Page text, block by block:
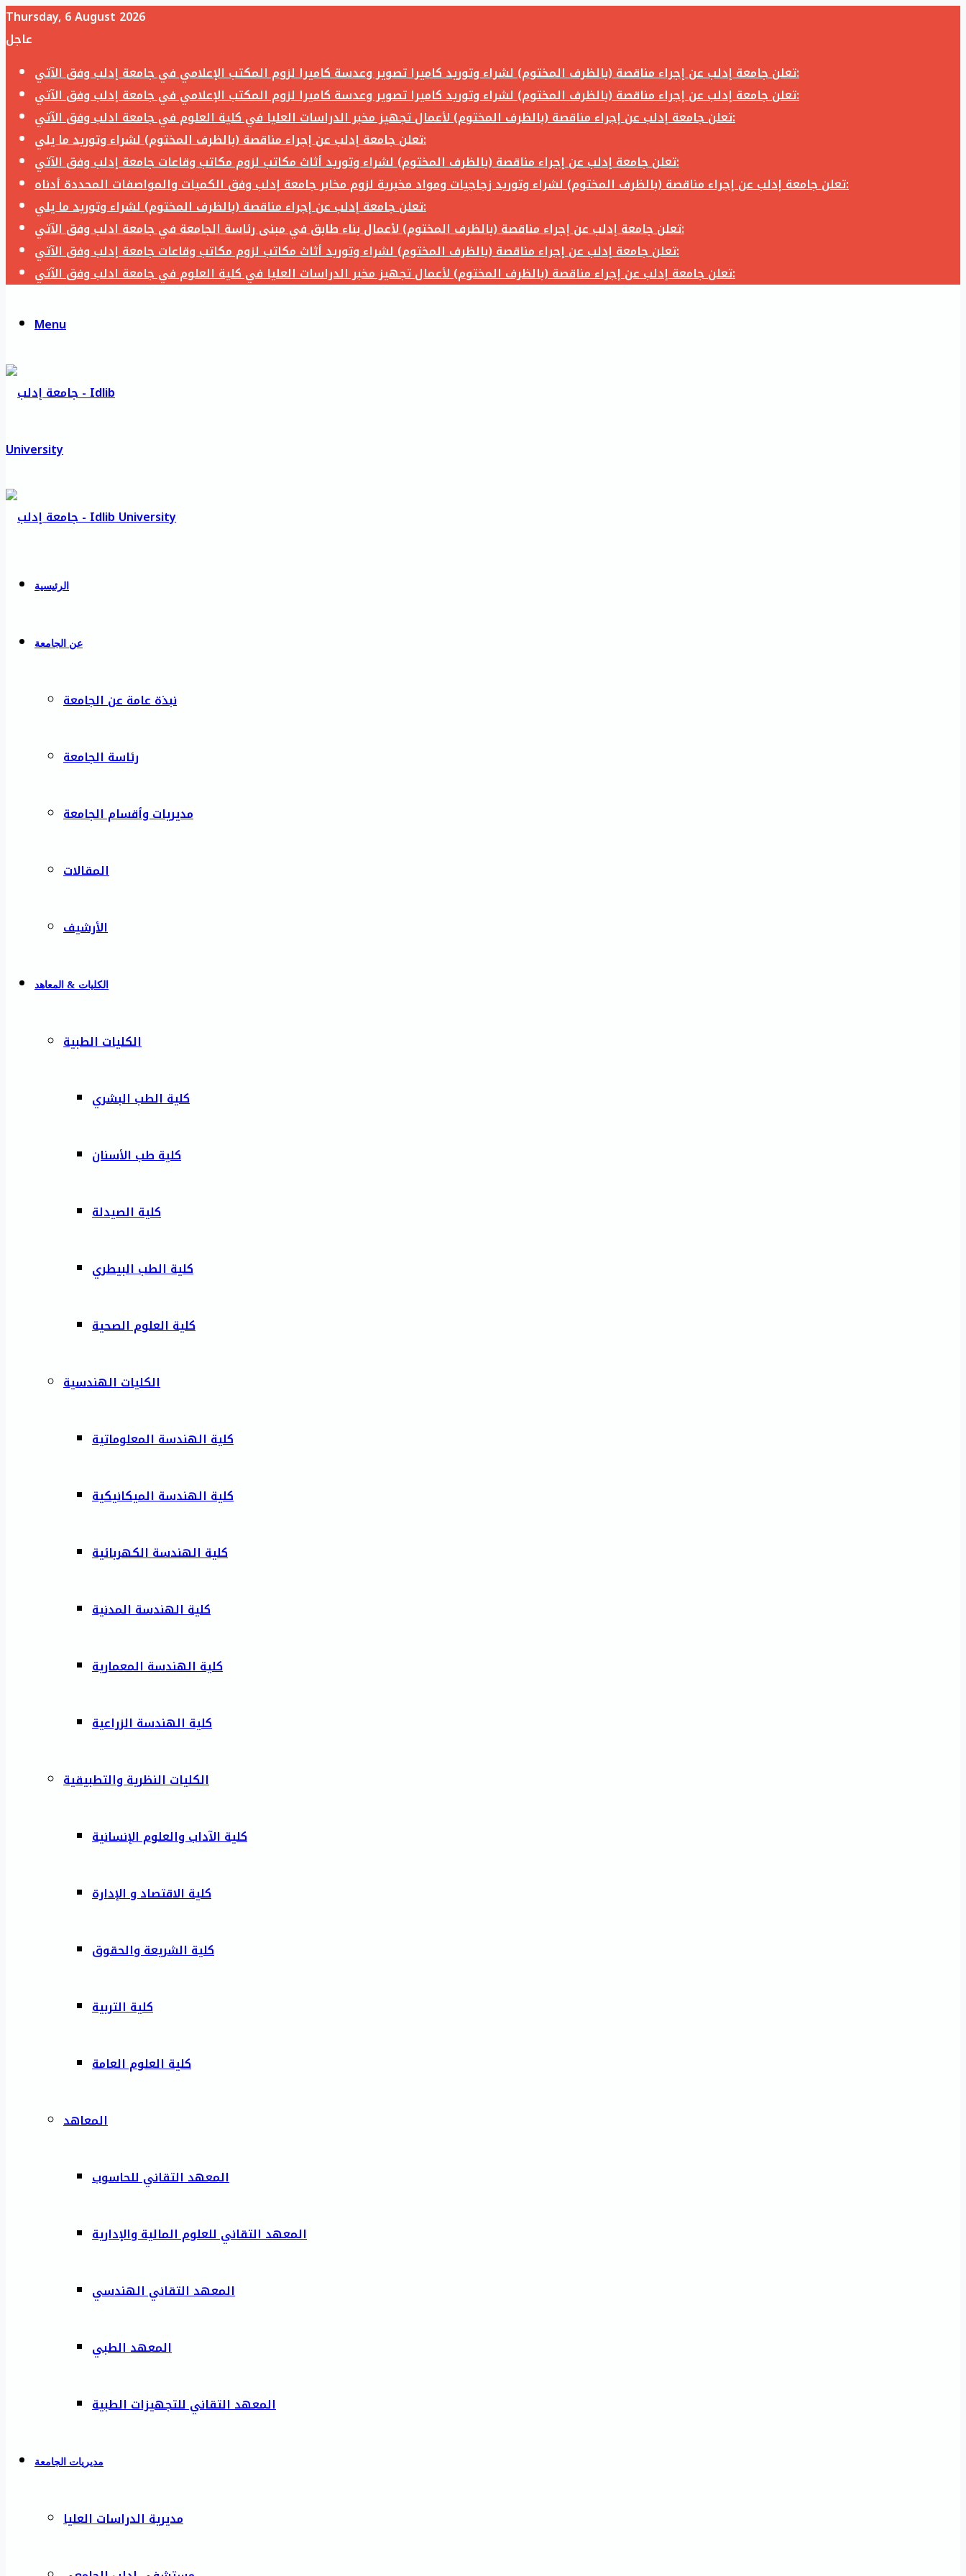
Thursday, 6 August 2026
عاجل
تعلن جامعة إدلب عن إجراء مناقصة (بالظرف المختوم) لشراء وتوريد كاميرا تصوير وعدسة كاميرا لزوم المكتب الإعلامي في جامعة إدلب وفق الآتي:
تعلن جامعة إدلب عن إجراء مناقصة (بالظرف المختوم) لشراء وتوريد كاميرا تصوير وعدسة كاميرا لزوم المكتب الإعلامي في جامعة إدلب وفق الآتي:
تعلن جامعة إدلب عن إجراء مناقصة (بالظرف المختوم) لأعمال تجهيز مخبر الدراسات العليا في كلية العلوم في جامعة ادلب وفق الآتي:
تعلن جامعة إدلب عن إجراء مناقصة (بالظرف المختوم) لشراء وتوريد ما يلي:
تعلن جامعة إدلب عن إجراء مناقصة (بالظرف المختوم) لشراء وتوريد أثاث مكاتب لزوم مكاتب وقاعات جامعة إدلب وفق الآتي:
تعلن جامعة إدلب عن إجراء مناقصة (بالظرف المختوم) لشراء وتوريد زجاجيات ومواد مخبرية لزوم مخابر جامعة إدلب وفق الكميات والمواصفات المحددة أدناه:
تعلن جامعة إدلب عن إجراء مناقصة (بالظرف المختوم) لشراء وتوريد ما يلي:
تعلن جامعة إدلب عن إجراء مناقصة (بالظرف المختوم) لأعمال بناء طابق في مبنى رئاسة الجامعة في جامعة ادلب وفق الآتي:
تعلن جامعة إدلب عن إجراء مناقصة (بالظرف المختوم) لشراء وتوريد أثاث مكاتب لزوم مكاتب وقاعات جامعة إدلب وفق الآتي:
تعلن جامعة إدلب عن إجراء مناقصة (بالظرف المختوم) لأعمال تجهيز مخبر الدراسات العليا في كلية العلوم في جامعة ادلب وفق الآتي:
Menu
الرئيسية
عن الجامعة
نبذة عامة عن الجامعة
رئاسة الجامعة
مديريات وأقسام الجامعة
المقالات
الأرشيف
الكليات & المعاهد
الكليات الطبية
كلية الطب البشري
كلية طب الأسنان
كلية الصيدلة
كلية الطب البيطري
كلية العلوم الصحية
الكليات الهندسية
كلية الهندسة المعلوماتية
كلية الهندسة الميكانيكية
كلية الهندسة الكهربائية
كلية الهندسة المدنية
كلية الهندسة المعمارية
كلية الهندسة الزراعية
الكليات النظرية والتطبيقية
كلية الآداب والعلوم الإنسانية
كلية الاقتصاد و الإدارة
كلية الشريعة والحقوق
كلية التربية
كلية العلوم العامة
المعاهد
المعهد التقاني للحاسوب
المعهد التقاني للعلوم المالية والإدارية
المعهد التقاني الهندسي
المعهد الطبي
المعهد التقاني للتجهيزات الطبية
مديريات الجامعة
مديرية الدراسات العليا